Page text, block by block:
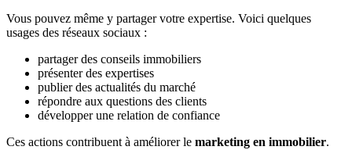
Vous pouvez même y partager votre expertise. Voici quelques
usages des réseaux sociaux :
partager des conseils immobiliers
présenter des expertises
publier des actualités du marché
répondre aux questions des clients
développer une relation de confiance
Ces actions contribuent à améliorer le marketing en immobilier.